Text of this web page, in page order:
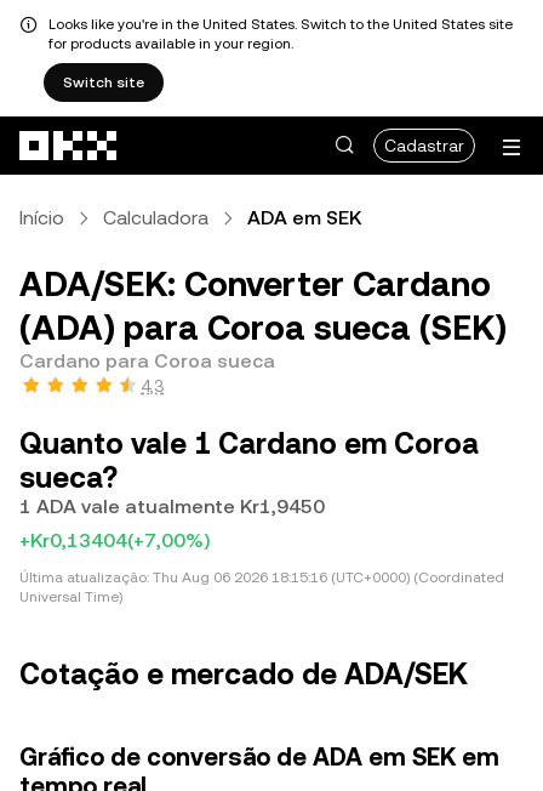
Looks like you're in the United States. Switch to the United States site
for products available in your region.
Switch site
Cadastrar
Início Calculadora ADA em SEK
ADA/SEK: Converter Cardano
(ADA) para Coroa sueca (SEK)
Cardano para Coroa sueca
4,3
Quanto vale 1 Cardano em Coroa
sueca?
1 ADA vale atualmente Kr1,9450
+Kr0,13404(+7,00%)
Última atualização: Thu Aug 06 2026 18:15:16 (UTC+0000) (Coordinated
Universal Time)
Cotação e mercado de ADA/SEK
Gráfico de conversão de ADA em SEK em